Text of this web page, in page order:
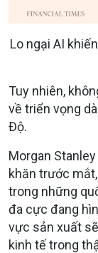
Lo ngại AI
Tuy nhiên,
về triển vọng
Độ.
Morgan
khăn trước
trong những
đa cực đang
vực sản xuất
kinh tế trong